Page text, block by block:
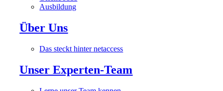
Ausbildung
Über Uns
Das steckt hinter netaccess
Unser Experten-Team